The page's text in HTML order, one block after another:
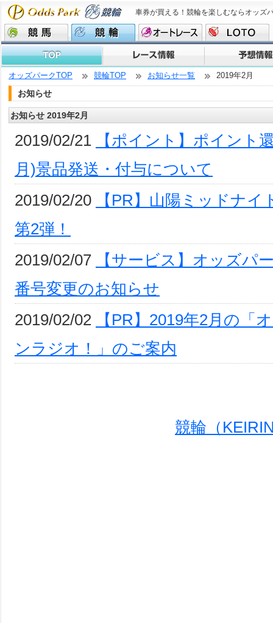
車券が買える！競輪を楽しむならオッズ
オッズパークTOP 競輪TOP お知らせ一覧 2019年2月
お知らせ
お知らせ 2019年2月
2019/02/21
【ポイント】ポイント
月)景品発送・付与について
2019/02/20
【PR】山陽ミッドナ
第2弾！
2019/02/07
【サービス】オッズパ
番号変更のお知らせ
2019/02/02
【PR】2019年2月の「
ンラジオ！」のご案内
競輪（